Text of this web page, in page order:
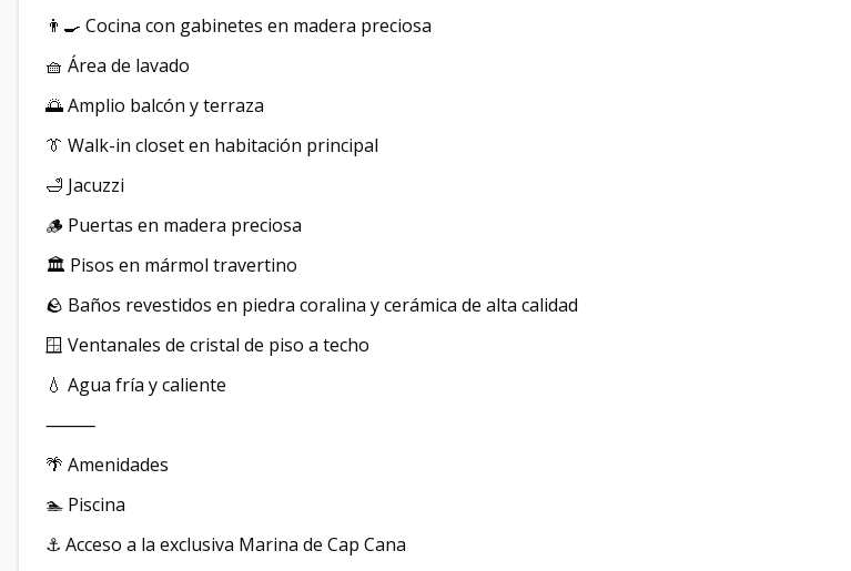
👨‍🍳 Cocina con gabinetes en madera preciosa
🧺 Área de lavado
🌅 Amplio balcón y terraza
👔 Walk-in closet en habitación principal
🛁 Jacuzzi
🪵 Puertas en madera preciosa
🏛️ Pisos en mármol travertino
🪨 Baños revestidos en piedra coralina y cerámica de alta calidad
🪟 Ventanales de cristal de piso a techo
💧 Agua fría y caliente
⸻
🌴 Amenidades
🏊 Piscina
⚓ Acceso a la exclusiva Marina de Cap Cana